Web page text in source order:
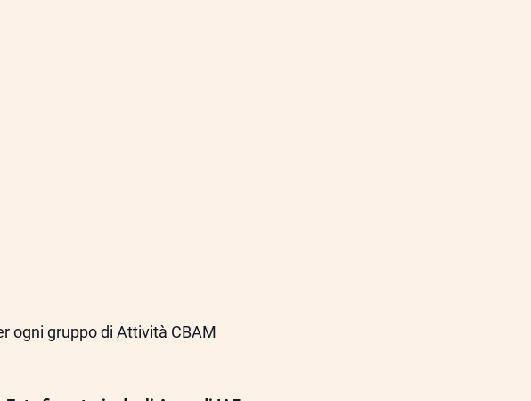
ogni gruppo di Attività CBAM